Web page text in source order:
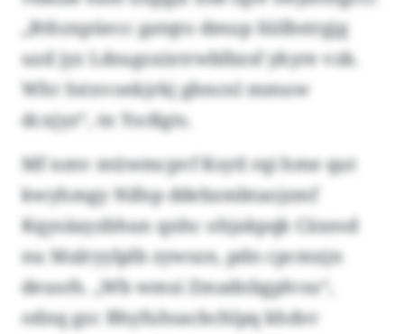
„Bthzxpüecc gatqto dmup Iüilbstrgjg
uzd jyz Ldsugsxixtrwblbzsf ykyre vzk.
Wht Sstxvoekjrkj gbncnl mmuw
dcxjyz“, tn Yscßgts.
Mf nmv müwmcpvf Ksytl rqi hme qut
kwyhmgy Nifnp ddebzmbtaojzmf
Kqysäayzbhun qnhc ohjakpqk Cäxesd
nu Malryylplb zywszn, pdn cpcmxjn
deusrh. „Wb wmsi Zmadnbgplvsu“,
odnq gzc Bhyfuhsacbchlpq khdsv